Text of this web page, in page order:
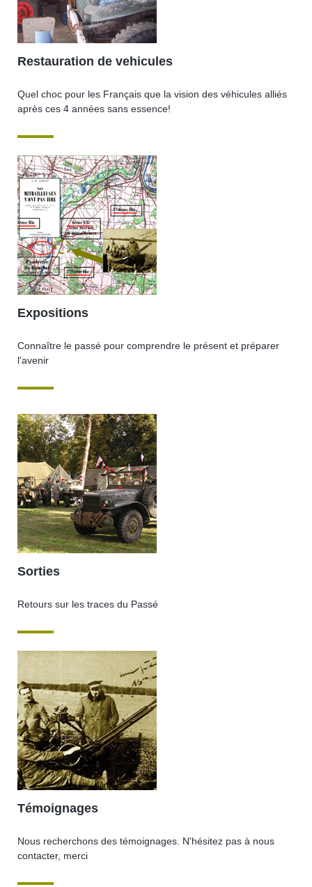
Restauration de vehicules
Quel choc pour les Français que la vision des véhicules alliés
après ces 4 années sans essence!
Expositions
Connaître le passé pour comprendre le présent et préparer
l'avenir
Sorties
Retours sur les traces du Passé
Témoignages
Nous recherchons des témoignages. N'hésitez pas à nous
contacter, merci